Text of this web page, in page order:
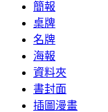
簡報
桌牌
名牌
海報
資料夾
書封面
插圖漫畫